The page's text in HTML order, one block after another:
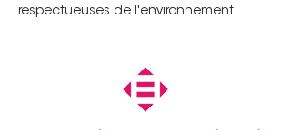
respectueuses de l'environnement.